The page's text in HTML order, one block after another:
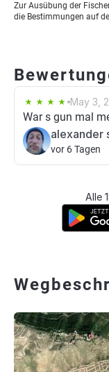
Zur Ausübung der
die Bestimmungen auf
May 3,
War s gun mal
alexander
vor 6 Tagen
Alle